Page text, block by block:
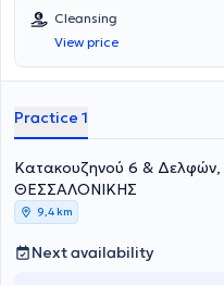
excellent dental care in the
state-of-the-art equipment
comfortable environment for
full range of dental
extractions, wisdom tooth
method, periodontology,
well as facial mesotherapy.
Cleansing
View price
Practice 1
Κατακουζηνού 6 &
ΘΕΣΣΑΛΟΝΙΚΗΣ
9,4 km
Next availability